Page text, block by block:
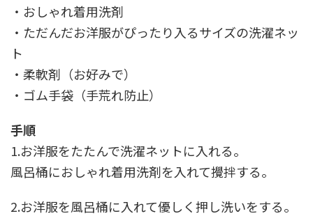
・おしゃれ着用洗剤
・ただんだお洋服がぴったり入るサイズの洗濯ネッ
ト
・柔軟剤（お好みで）
・ゴム手袋（手荒れ防止）
手順
1.お洋服をたたんで洗濯ネットに入れる。
風呂桶におしゃれ着用洗剤を入れて攪拌する。
2.お洋服を風呂桶に入れて優しく押し洗いをする。